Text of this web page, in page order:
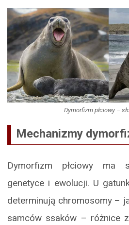
Dymorfizm płciowy –
Mechanizmy
Dymorfizm płciowy ma
genetyce i ewolucji. U
determinują chromosomy –
samców ssaków – różnice